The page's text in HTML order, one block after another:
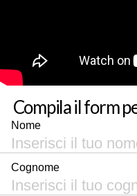
Compila il form
Nome
Cognome